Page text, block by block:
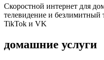
Скоростной интернет для
телевидение и безлимитный
TikTok и VK
домашние услуги